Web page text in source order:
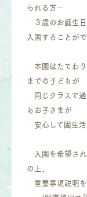
られる方…
３歳のお誕生
入園することがで
本園はたてわ
までの子どもが
同じクラスで
もお子さまが
安心して園生活
入園を希望さ
の上、
重要事項説明